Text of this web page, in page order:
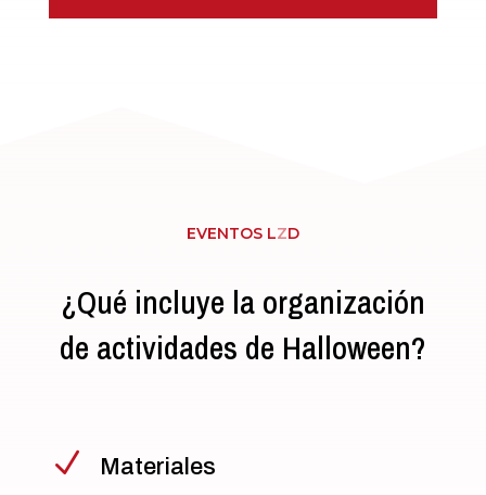
EVENTOS LZD
¿Qué incluye la organización
de actividades de Halloween?
N Materiales